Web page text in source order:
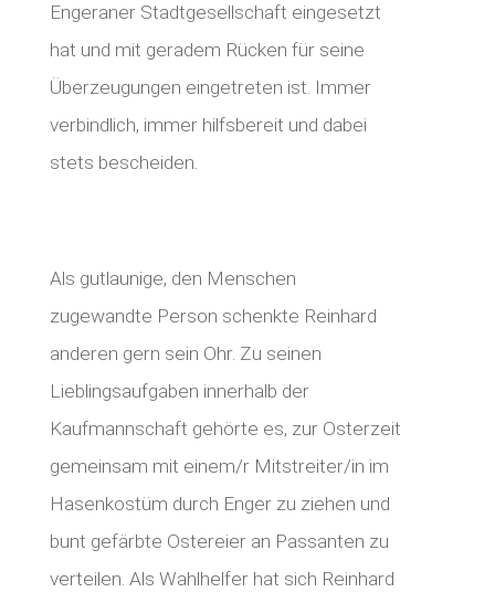
Engeraner Stadtgesellschaft eingesetzt
hat und mit geradem Rücken für seine
Überzeugungen eingetreten ist. Immer
verbindlich, immer hilfsbereit und dabei
stets bescheiden.
Als gutlaunige, den Menschen
zugewandte Person schenkte Reinhard
anderen gern sein Ohr. Zu seinen
Lieblingsaufgaben innerhalb der
Kaufmannschaft gehörte es, zur Osterzeit
gemeinsam mit einem/r Mitstreiter/in im
Hasenkostüm durch Enger zu ziehen und
bunt gefärbte Ostereier an Passanten zu
verteilen. Als Wahlhelfer hat sich Reinhard